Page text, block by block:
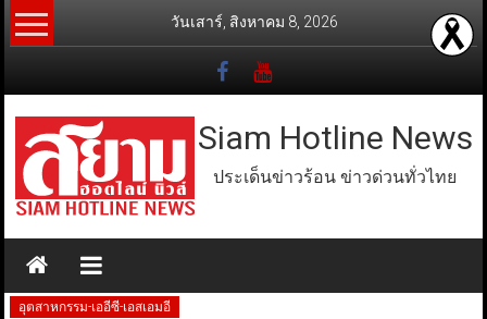
Skip
to
วันเสาร์, สิงหาคม 8, 2026
Siam Hotline News
ประเด็นข่าวร้อน ข่าวด่วนทั่วไทย
อุตสาหกรรม-เออีซี-เอสเอมอี